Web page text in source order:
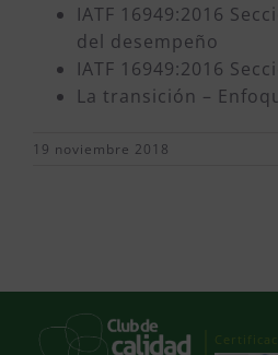
IATF 16949:2016
del desempeño
IATF 16949:2016
La transición –
19 noviembre 2018